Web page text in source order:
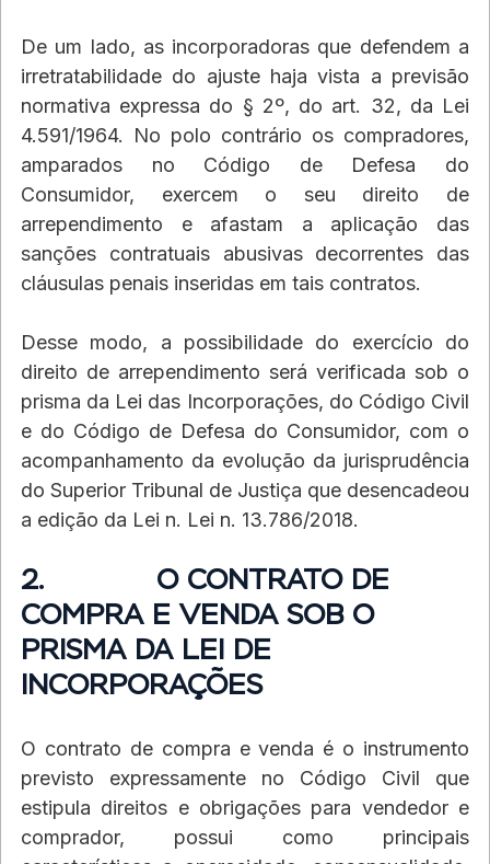
De um lado, as incorporadoras que defendem a
irretratabilidade do ajuste haja vista a previsão
normativa expressa do § 2º, do art. 32, da Lei
4.591/1964. No polo contrário os compradores,
amparados no Código de Defesa do
Consumidor, exercem o seu direito de
arrependimento e afastam a aplicação das
sanções contratuais abusivas decorrentes das
cláusulas penais inseridas em tais contratos.
Desse modo, a possibilidade do exercício do
direito de arrependimento será verificada sob o
prisma da Lei das Incorporações, do Código Civil
e do Código de Defesa do Consumidor, com o
acompanhamento da evolução da jurisprudência
do Superior Tribunal de Justiça que desencadeou
a edição da Lei n. Lei n. 13.786/2018.
2.             O CONTRATO DE
COMPRA E VENDA SOB O
PRISMA DA LEI DE
INCORPORAÇÕES
O contrato de compra e venda é o instrumento
previsto expressamente no Código Civil que
estipula direitos e obrigações para vendedor e
comprador, possui como principais